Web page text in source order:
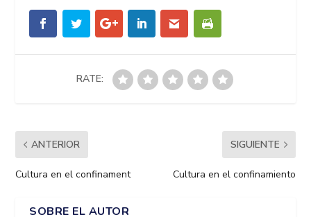
RATE:
ANTERIOR
Cultura en el confinament
SIGUIENTE
Cultura en el confinamiento
SOBRE EL AUTOR